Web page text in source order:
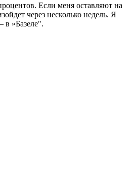
Если меня оставляют на
через несколько недель. Я
в »Базеле".